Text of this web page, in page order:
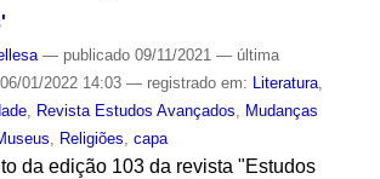
— publicado09/11/2021 — última
01/2022 14:03 — registrado em: Literatura,
, Revista Estudos Avançados, Mudanças
, Religiões, capa
da edição 103 da revista "Estudos